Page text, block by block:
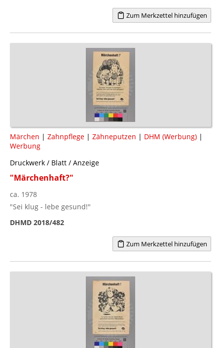
Zum Merkzettel hinzufügen
Märchen | Zahnpflege | Zähneputzen | DHM (Werbung) |
Werbung
Druckwerk / Blatt / Anzeige
"Märchenhaft?"
ca. 1978
"Sei klug - lebe gesund!"
DHMD 2018/482
Zum Merkzettel hinzufügen